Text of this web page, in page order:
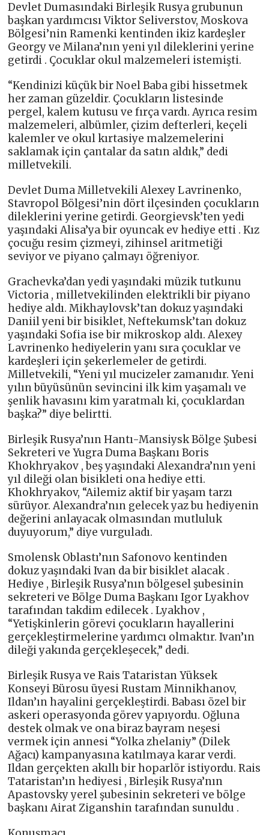
Devlet Dumasındaki Birleşik Rusya grubunun
başkan yardımcısı Viktor Seliverstov, Moskova
Bölgesi’nin Ramenki kentinden ikiz kardeşler
Georgy ve Milana’nın yeni yıl dileklerini yerine
getirdi . Çocuklar okul malzemeleri istemişti.
“Kendinizi küçük bir Noel Baba gibi hissetmek
her zaman güzeldir. Çocukların listesinde
pergel, kalem kutusu ve fırça vardı. Ayrıca resim
malzemeleri, albümler, çizim defterleri, keçeli
kalemler ve okul kırtasiye malzemelerini
saklamak için çantalar da satın aldık,” dedi
milletvekili.
Devlet Duma Milletvekili Alexey Lavrinenko,
Stavropol Bölgesi’nin dört ilçesinden çocukların
dileklerini yerine getirdi. Georgievsk’ten yedi
yaşındaki Alisa’ya bir oyuncak ev hediye etti . Kız
çocuğu resim çizmeyi, zihinsel aritmetiği
seviyor ve piyano çalmayı öğreniyor.
Grachevka’dan yedi yaşındaki müzik tutkunu
Victoria , milletvekilinden elektrikli bir piyano
hediye aldı. Mikhaylovsk’tan dokuz yaşındaki
Daniil yeni bir bisiklet, Neftekumsk’tan dokuz
yaşındaki Sofia ise bir mikroskop aldı. Alexey
Lavrinenko hediyelerin yanı sıra çocuklar ve
kardeşleri için şekerlemeler de getirdi.
Milletvekili, “Yeni yıl mucizeler zamanıdır. Yeni
yılın büyüsünün sevincini ilk kim yaşamalı ve
şenlik havasını kim yaratmalı ki, çocuklardan
başka?” diye belirtti.
Birleşik Rusya’nın Hantı-Mansiysk Bölge Şubesi
Sekreteri ve Yugra Duma Başkanı Boris
Khokhryakov , beş yaşındaki Alexandra’nın yeni
yıl dileği olan bisikleti ona hediye etti.
Khokhryakov, “Ailemiz aktif bir yaşam tarzı
sürüyor. Alexandra’nın gelecek yaz bu hediyenin
değerini anlayacak olmasından mutluluk
duyuyorum,” diye vurguladı.
Smolensk Oblastı’nın Safonovo kentinden
dokuz yaşındaki Ivan da bir bisiklet alacak .
Hediye , Birleşik Rusya’nın bölgesel şubesinin
sekreteri ve Bölge Duma Başkanı Igor Lyakhov
tarafından takdim edilecek . Lyakhov ,
“Yetişkinlerin görevi çocukların hayallerini
gerçekleştirmelerine yardımcı olmaktır. Ivan’ın
dileği yakında gerçekleşecek,” dedi.
Birleşik Rusya ve Rais Tataristan Yüksek
Konseyi Bürosu üyesi Rustam Minnikhanov,
Ildan’ın hayalini gerçekleştirdi. Babası özel bir
askeri operasyonda görev yapıyordu. Oğluna
destek olmak ve ona biraz bayram neşesi
vermek için annesi “Yolka zhelaniy” (Dilek
Ağacı) kampanyasına katılmaya karar verdi.
Ildan gerçekten akıllı bir hoparlör istiyordu. Rais
Tataristan’ın hediyesi , Birleşik Rusya’nın
Apastovsky yerel şubesinin sekreteri ve bölge
başkanı Airat Ziganshin tarafından sunuldu .